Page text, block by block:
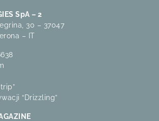
SpA – 2
30 – 37047
– IT
“Drizzling”